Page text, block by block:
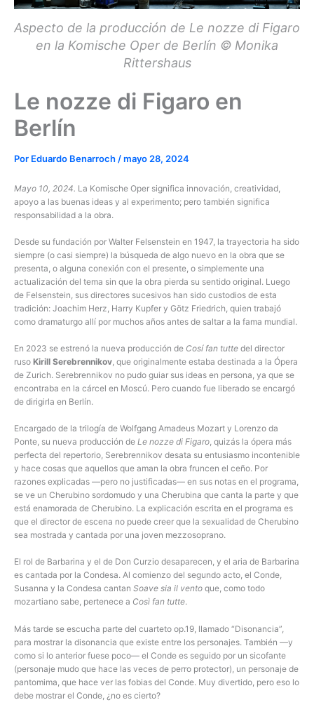
Aspecto de la producción de Le nozze di Figaro
en la Komische Oper de Berlín © Monika
Rittershaus
Le nozze di Figaro en
Berlín
Por Eduardo Benarroch /mayo 28, 2024
Mayo 10, 2024. La Komische Oper significa innovación, creatividad,
apoyo a las buenas ideas y al experimento; pero también significa
responsabilidad a la obra.
Desde su fundación por Walter Felsenstein en 1947, la trayectoria ha sido
siempre (o casi siempre) la búsqueda de algo nuevo en la obra que se
presenta, o alguna conexión con el presente, o simplemente una
actualización del tema sin que la obra pierda su sentido original. Luego
de Felsenstein, sus directores sucesivos han sido custodios de esta
tradición: Joachim Herz, Harry Kupfer y Götz Friedrich, quien trabajó
como dramaturgo allí por muchos años antes de saltar a la fama mundial.
En 2023 se estrenó la nueva producción de Cosí fan tutte del director
ruso Kirill Serebrennikov, que originalmente estaba destinada a la Ópera
de Zurich. Serebrennikov no pudo guiar sus ideas en persona, ya que se
encontraba en la cárcel en Moscú. Pero cuando fue liberado se encargó
de dirigirla en Berlín.
Encargado de la trilogía de Wolfgang Amadeus Mozart y Lorenzo da
Ponte, su nueva producción de Le nozze di Figaro, quizás la ópera más
perfecta del repertorio, Serebrennikov desata su entusiasmo incontenible
y hace cosas que aquellos que aman la obra fruncen el ceño. Por
razones explicadas —pero no justificadas— en sus notas en el programa,
se ve un Cherubino sordomudo y una Cherubina que canta la parte y que
está enamorada de Cherubino. La explicación escrita en el programa es
que el director de escena no puede creer que la sexualidad de Cherubino
sea mostrada y cantada por una joven mezzosoprano.
El rol de Barbarina y el de Don Curzio desaparecen, y el aria de Barbarina
es cantada por la Condesa. Al comienzo del segundo acto, el Conde,
Susanna y la Condesa cantan Soave sia il vento que, como todo
mozartiano sabe, pertenece a Così fan tutte.
Más tarde se escucha parte del cuarteto op.19, llamado “Disonancia”,
para mostrar la disonancia que existe entre los personajes. También —y
como si lo anterior fuese poco— el Conde es seguido por un sicofante
(personaje mudo que hace las veces de perro protector), un personaje de
pantomima, que hace ver las fobias del Conde. Muy divertido, pero eso lo
debe mostrar el Conde, ¿no es cierto?